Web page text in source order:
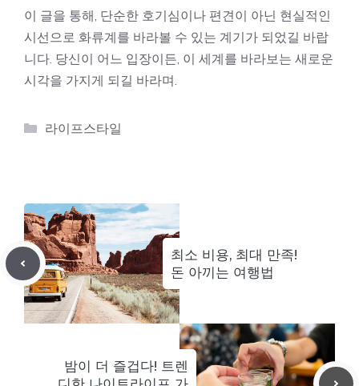
이 글을 통해, 단순한 호기심이나 편견이 아닌 현실적인
시선으로 화류계를 바라볼 수 있는 계기가 되었길 바랍
니다. 당신이 어느 입장이든, 이 세계를 바라보는 새로운
시각을 가지게 되길 바라며.
카
라이프스타일
최소 비용, 최대 만족!
돈 아끼는 여행법
밤이 더 즐겁다! 트렌